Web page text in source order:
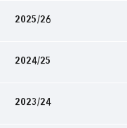
2025/26
2024/25
2023/24